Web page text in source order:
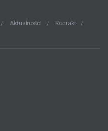
Aktualności
Kontakt